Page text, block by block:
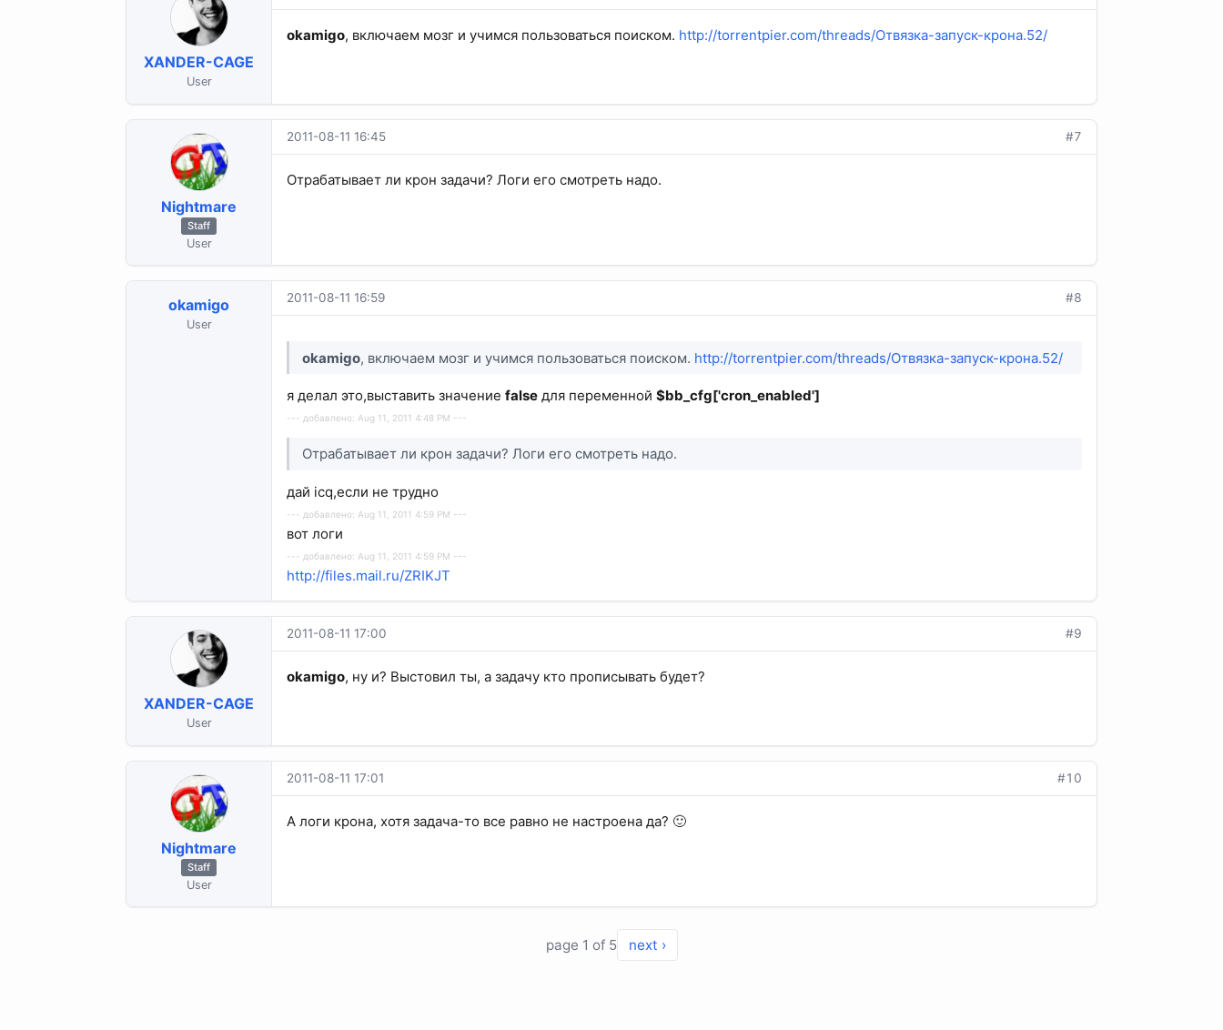
XANDER-CAGE
User
okamigo, включаем мозг и учимся пользоваться поиском. http://torrentpier.com/threads/Отвязка-запуск-крона.52/
Nightmare
Staff
User
2011-08-11 16:45 #7
Отрабатывает ли крон задачи? Логи его смотреть надо.
okamigo
User
2011-08-11 16:59 #8
okamigo, включаем мозг и учимся пользоваться поиском. http://torrentpier.com/threads/Отвязка-запуск-крона.52/
я делал это,выставить значение false для переменной $bb_cfg['cron_enabled']
--- добавлено: Aug 11, 2011 4:48 PM ---
Отрабатывает ли крон задачи? Логи его смотреть надо.
дай icq,если не трудно
--- добавлено: Aug 11, 2011 4:59 PM ---
вот логи
--- добавлено: Aug 11, 2011 4:59 PM ---
http://files.mail.ru/ZRIKJT
XANDER-CAGE
User
2011-08-11 17:00 #9
okamigo, ну и? Выстовил ты, а задачу кто прописывать будет?
Nightmare
Staff
User
2011-08-11 17:01 #10
А логи крона, хотя задача-то все равно не настроена да? 🙂
page 1 of 5 next ›